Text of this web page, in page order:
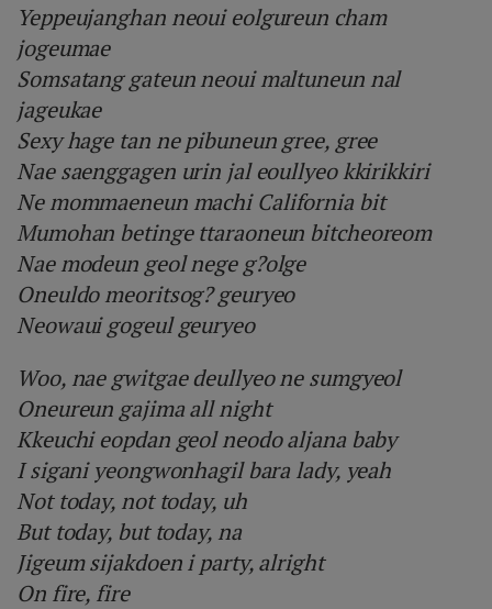
Yeppeujanghan neoui eolgureun cham
jogeumae
Somsatang gateun neoui maltuneun nal
jageukae
Sexy hage tan ne pibuneun gree, gree
Nae saenggagen urin jal eoullyeo kkirikkiri
Ne mommaeneun machi California bit
Mumohan betinge ttaraoneun bitcheoreom
Nae modeun geol nege g?olge
Oneuldo meoritsog? geuryeo
Neowaui gogeul geuryeo
Woo, nae gwitgae deullyeo ne sumgyeol
Oneureun gajima all night
Kkeuchi eopdan geol neodo aljana baby
I sigani yeongwonhagil bara lady, yeah
Not today, not today, uh
But today, but today, na
Jigeum sijakdoen i party, alright
On fire, fire